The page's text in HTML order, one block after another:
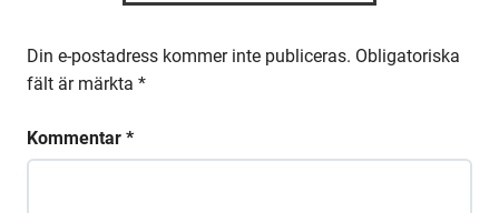
Din e-postadress kommer inte publiceras. Obligatoriska
fält är märkta *
Kommentar *